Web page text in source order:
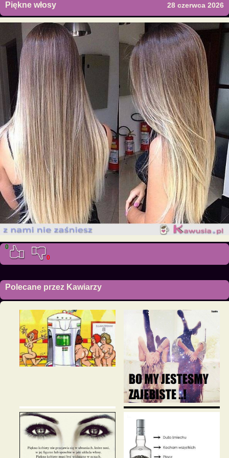
Piękne włosy 28 czerwca 2026
0
0
Polecane przez Kawiarzy